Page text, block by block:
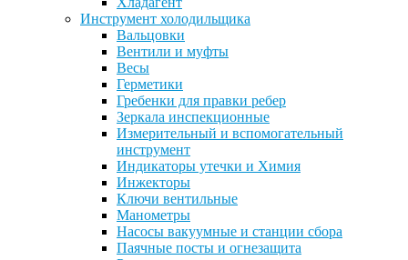
Инструмент холодильщика
Вальцовки
Вентили и муфты
Весы
Герметики
Гребенки для правки ребер
Зеркала инспекционные
Измерительный и вспомогательный
инструмент
Индикаторы утечки и Химия
Инжекторы
Ключи вентильные
Манометры
Насосы вакуумные и станции сбора
Паячные посты и огнезащита